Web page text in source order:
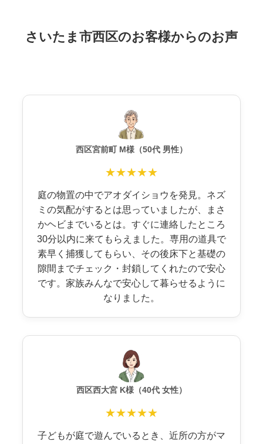
さいたま市西区のお客様からのお声
西区宮前町 M様（50代 男性）
★★★★★
庭の物置の中でアオダイショウを発見。ネズ
ミの気配がするとは思っていましたが、まさ
かヘビまでいるとは。すぐに連絡したところ
30分以内に来てもらえました。専用の道具で
素早く捕獲してもらい、その後床下と基礎の
隙間までチェック・封鎖してくれたので安心
です。家族みんなで安心して暮らせるように
なりました。
西区西大宮 K様（40代 女性）
★★★★★
子どもが庭で遊んでいるとき、近所の方がマ